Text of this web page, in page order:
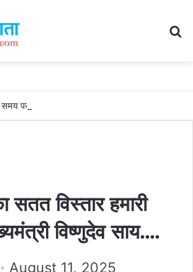
विस्तार हमारी
विष्णुदेव साय….
August 11, 2025